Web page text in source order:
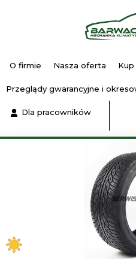
O firmie Nasza oferta
Przeglądy gwarancyjne i
Dla pracowników